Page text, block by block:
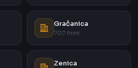
Gračanica
707 firmi
Zenica